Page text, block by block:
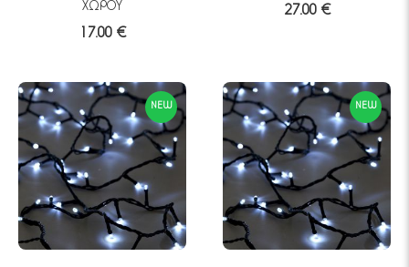
ΧΩΡΟΥ
17.00 €
27.00 €
NEW NEW